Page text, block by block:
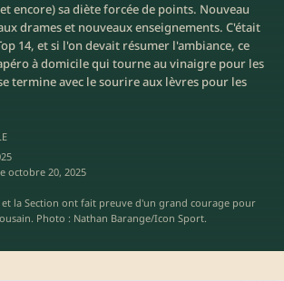
encore) sa diète forcée de points. Nouveau
drames et nouveaux enseignements. C'était
14, et si l'on devait résumer l'ambiance, ce
à domicile qui tourne au vinaigre pour les
termine avec le sourire aux lèvres pour les
octobre 20, 2025
et la Section ont fait preuve d'un grand courage pour
Photo : Nathan Barange/Icon Sport.